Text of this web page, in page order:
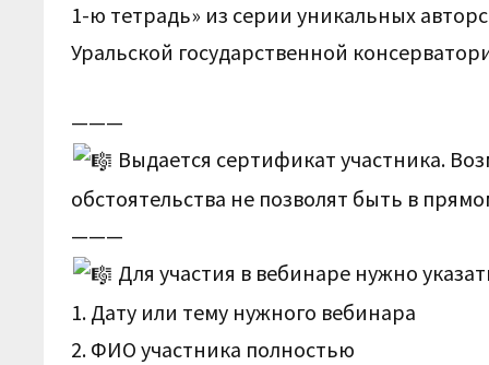
1-ю тетрадь» из серии уникальных
Уральской государственной
———
Выдается сертификат участника.
обстоятельства не позволят быть в
———
Для участия в вебинаре нужно
1. Дату или тему нужного вебинара
2. ФИО участника полностью